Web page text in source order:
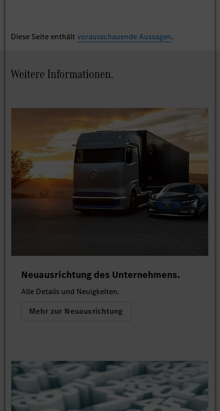
Diese Seite enthältvorausschauende Aussagen.
Weitere Informationen.
Neuausrichtung des Unternehmens.
Alle Details und Neuigkeiten.
Mehr zur Neuausrichtung